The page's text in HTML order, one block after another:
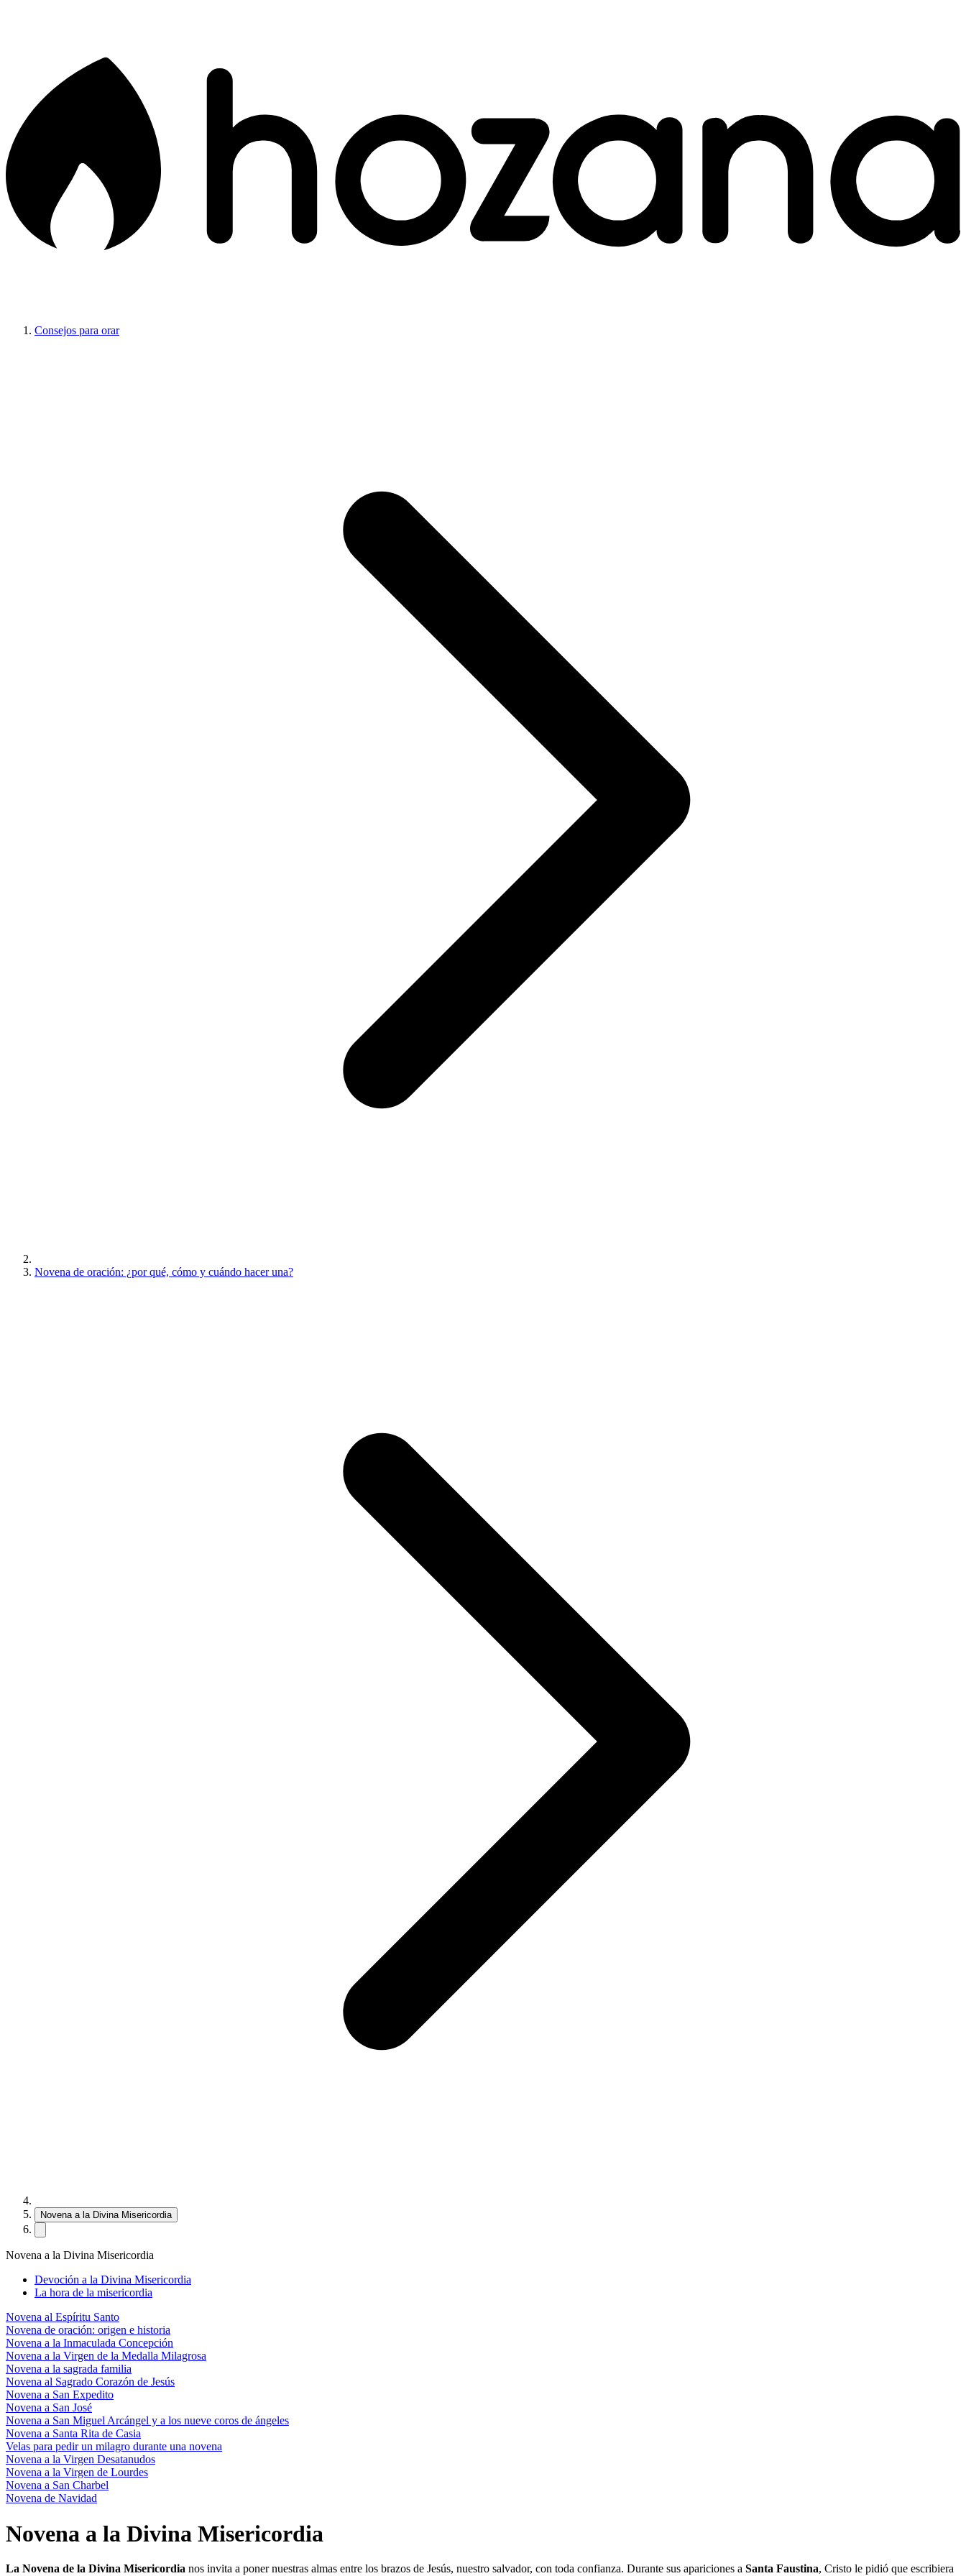
Consejos para orar
Novena de oración: ¿por qué, cómo y cuándo hacer una?
Novena a la Divina Misericordia
Novena a la Divina Misericordia
Devoción a la Divina Misericordia
La hora de la misericordia
Novena al Espíritu Santo
Novena de oración: origen e historia
Novena a la Inmaculada Concepción
Novena a la Virgen de la Medalla Milagrosa
Novena a la sagrada familia
Novena al Sagrado Corazón de Jesús
Novena a San Expedito
Novena a San José
Novena a San Miguel Arcángel y a los nueve coros de ángeles
Novena a Santa Rita de Casia
Velas para pedir un milagro durante una novena
Novena a la Virgen Desatanudos
Novena a la Virgen de Lourdes
Novena a San Charbel
Novena de Navidad
Novena a la Divina Misericordia
La Novena de la Divina Misericordia nos invita a poner nuestras almas entre los brazos de Jesús, nuestro salvador, con toda confianza. Durante sus apariciones a Santa Faustina, Cristo le pidió que escribiera